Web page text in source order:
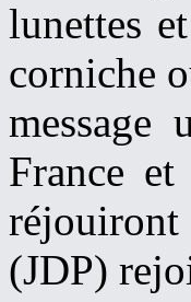
lunettes
corniche
France
(JDP)